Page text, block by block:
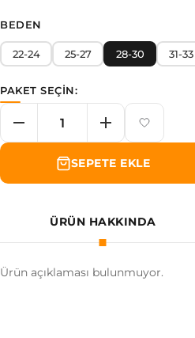
BEDEN
22-24 25-27 28-30 31-33
PAKET SEÇİN:
SEPETE EKLE
ÜRÜN HAKKINDA
Ürün açıklaması bulunmuyor.